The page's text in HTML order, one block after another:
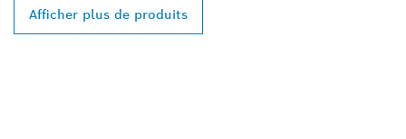
Afficher plus de produits